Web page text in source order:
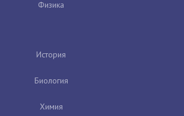
Физика
История
Биология
Химия